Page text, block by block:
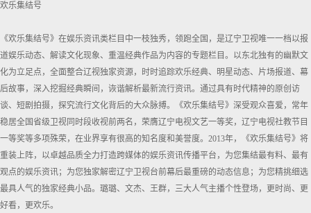
欢乐集结号
《欢乐集结号》在娱乐资讯类栏目中一枝独秀，领跑全国，是辽宁卫视唯一一档以报
道娱乐动态、解读文化现象、重温经典作品为内容的专题栏目。以东北独有的幽默文
化为立足点，全面整合辽视独家资源，时时追踪欢乐经典、明星动态、片场报道、幕
后故事，深入挖掘经典瞬间，诙谐解析最新流行资讯。通过具有时代精神的原创访
谈、短剧拍摄，探究流行文化背后的大众脉搏。《欢乐集结号》深受观众喜爱，常年
稳居全国省级卫视同时段收视前两名，荣膺辽宁电视文艺一等奖，辽宁电视社教节目
一等奖等多项殊荣，在业界享有很高的知名度和美誉度。2013年，《欢乐集结号》将
重装上阵，以卓越品质全力打造跨媒体的娱乐资讯传播平台，为您集结最有料、最有
观点的娱乐资讯；为您独家解密辽宁卫视台前幕后最重磅的动态信息；为您精挑细选
最具人气的独家经典小品。璐璐、文杰、王群，三大人气主播个性登场，更时尚、更
好看，更欢乐。